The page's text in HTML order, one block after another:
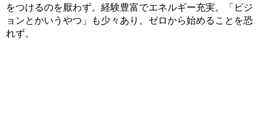
をつけるのを厭わず。経験豊富でエネルギー充実。「ビジ
ョンとかいうやつ」も少々あり。ゼロから始めることを恐
れず。